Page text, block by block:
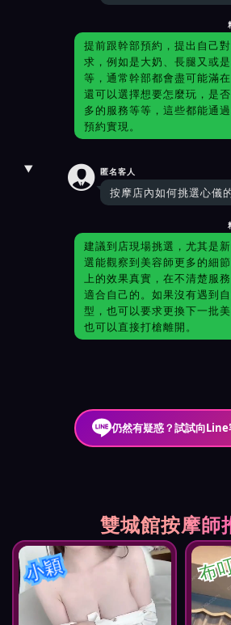
提前跟幹部預約，提出自己
求，例如是大奶、長腿又或
等，通常幹部都會盡可能滿在
還可以選擇想要怎麼玩，是
多的服務等等，這些都能通
預約實現。
 匿名客人
按摩店內如何挑選心儀
建議到店現場挑選，尤其是
選能觀察到美容師更多的細
上的效果真實，在不清楚服
適合自己的。如果沒有遇到
型，也可以要求更換下一批
也可以直接打槍離開。
仍然有疑惑？試試向Line
雙城館按摩師
小穎 布